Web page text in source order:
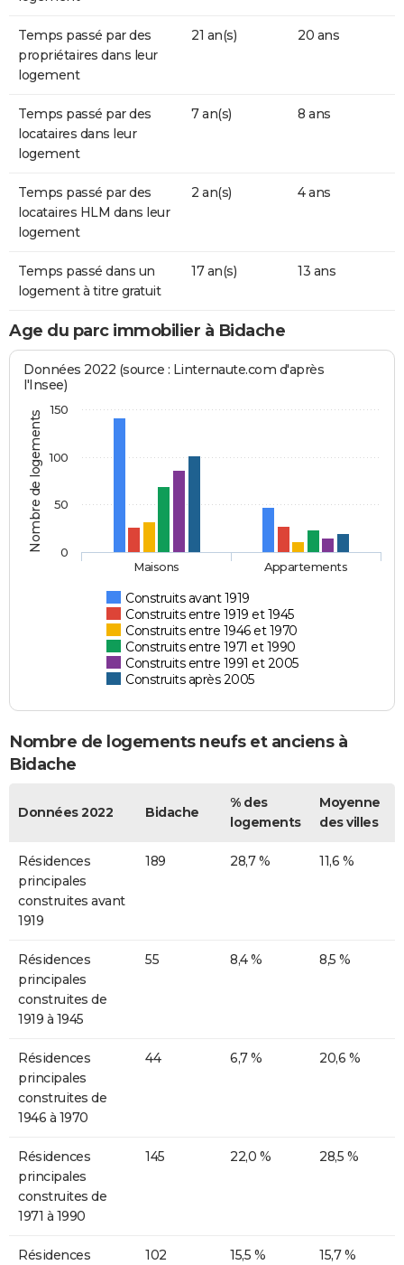
Temps passé par des
propriétaires dans leur
logement
21 an(s) 20 ans
Temps passé par des
locataires dans leur
logement
7 an(s) 8 ans
Temps passé par des
locataires HLM dans leur
logement
2 an(s) 4 ans
Temps passé dans un
logement à titre gratuit
17 an(s) 13 ans
Age du parc immobilier à Bidache
Nombre de logements
Données 2022 (source : Linternaute.com d'après
l'Insee)
Construits avant 1919
Construits entre 1919 et 1945
Construits entre 1946 et 1970
Construits entre 1971 et 1990
Construits entre 1991 et 2005
Construits après 2005
Maisons Appartements
0
50
100
150
Nombre de logements neufs et anciens à
Bidache
Données 2022 Bidache
% des
logements
Moyenne
des villes
Résidences
principales
construites avant
1919
189 28,7 % 11,6 %
Résidences
principales
construites de
1919 à 1945
55 8,4 % 8,5 %
Résidences
principales
construites de
1946 à 1970
44 6,7 % 20,6 %
Résidences
principales
construites de
1971 à 1990
145 22,0 % 28,5 %
Résidences
102 15,5 % 15,7 %